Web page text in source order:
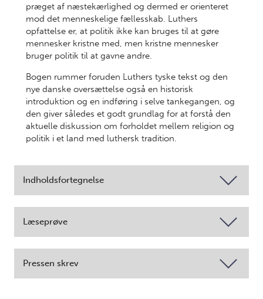
præget af næstekærlighed og dermed er orienteret
mod det menneskelige fællesskab. Luthers
opfattelse er, at politik ikke kan bruges til at gøre
mennesker kristne med, men kristne mennesker
bruger politik til at gavne andre.
Bogen rummer foruden Luthers tyske tekst og den
nye danske oversættelse også en historisk
introduktion og en indføring i selve tankegangen, og
den giver således et godt grundlag for at forstå den
aktuelle diskussion om forholdet mellem religion og
politik i et land med luthersk tradition.
Indholdsfortegnelse
Læseprøve
Pressen skrev